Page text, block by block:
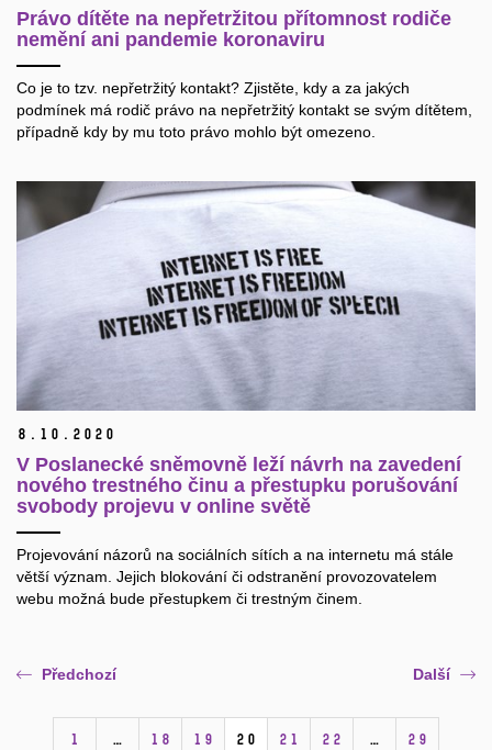
Právo dítěte na nepřetržitou přítomnost rodiče
nemění ani pandemie koronaviru
Co je to tzv. nepřetržitý kontakt? Zjistěte, kdy a za jakých
podmínek má rodič právo na nepřetržitý kontakt se svým dítětem,
případně kdy by mu toto právo mohlo být omezeno.
8. 10. 2020
V Poslanecké sněmovně leží návrh na zavedení
nového trestného činu a přestupku porušování
svobody projevu v online světě
Projevování názorů na sociálních sítích a na internetu má stále
větší význam. Jejich blokování či odstranění provozovatelem
webu možná bude přestupkem či trestným činem.
Předchozí
1 … 18 19 20 21 22 … 29
Další